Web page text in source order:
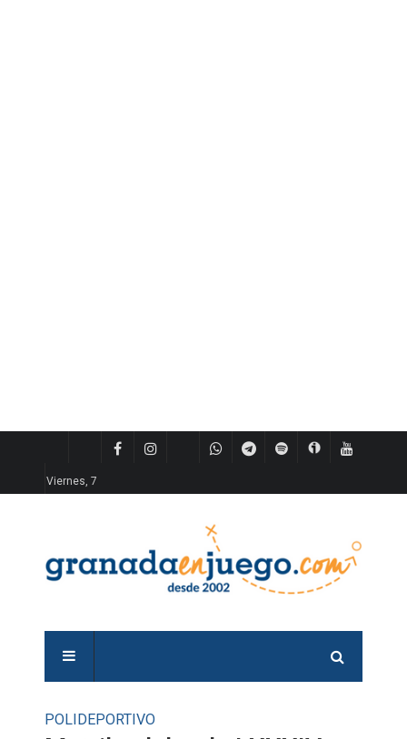
Viernes, 7
POLIDEPORTIVO